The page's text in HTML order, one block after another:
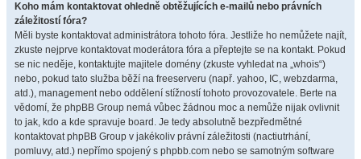
Koho mám kontaktovat ohledně obtěžujících e-mailů nebo právních
záležitostí fóra?
Měli byste kontaktovat administrátora tohoto fóra. Jestliže ho nemůžete najít,
zkuste nejprve kontaktovat moderátora fóra a přeptejte se na kontakt. Pokud
se nic neděje, kontaktujte majitele domény (zkuste vyhledat na „whois“)
nebo, pokud tato služba běží na freeserveru (např. yahoo, IC, webzdarma,
atd.), management nebo oddělení stížností tohoto provozovatele. Berte na
vědomí, že phpBB Group nemá vůbec žádnou moc a nemůže nijak ovlivnit
to jak, kdo a kde spravuje board. Je tedy absolutně bezpředmětné
kontaktovat phpBB Group v jakékoliv právní záležitosti (nactiutrhání,
pomluvy, atd.) nepřímo spojený s phpbb.com nebo se samotným software